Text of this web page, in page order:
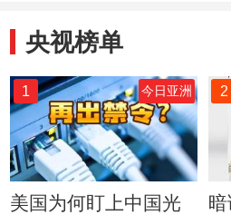
央视榜单
1 今日亚洲
美国为何盯上中国光
2